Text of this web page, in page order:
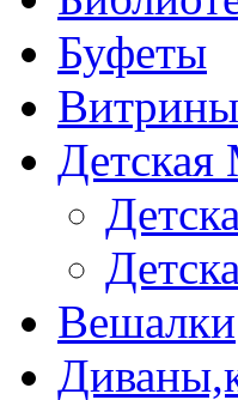
Буфеты
Витрины
Детская
Вешалки